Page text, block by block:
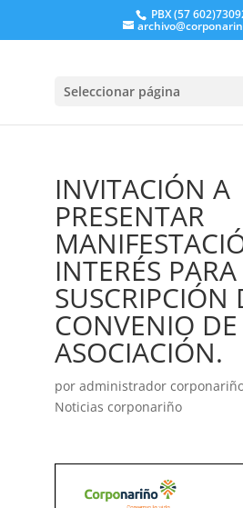
PBX (57
Seleccionar página
INVITACIÓN A
PRESENTAR
INTERÉS PARA
SUSCRIPCIÓN
CONVENIO DE
ASOCIACIÓN.
por administrador
Noticias corponariño